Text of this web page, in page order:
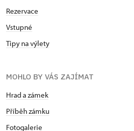
Rezervace
Vstupné
Tipy na výlety
MOHLO BY VÁS ZAJÍMAT
Hrad a zámek
Příběh zámku
Fotogalerie